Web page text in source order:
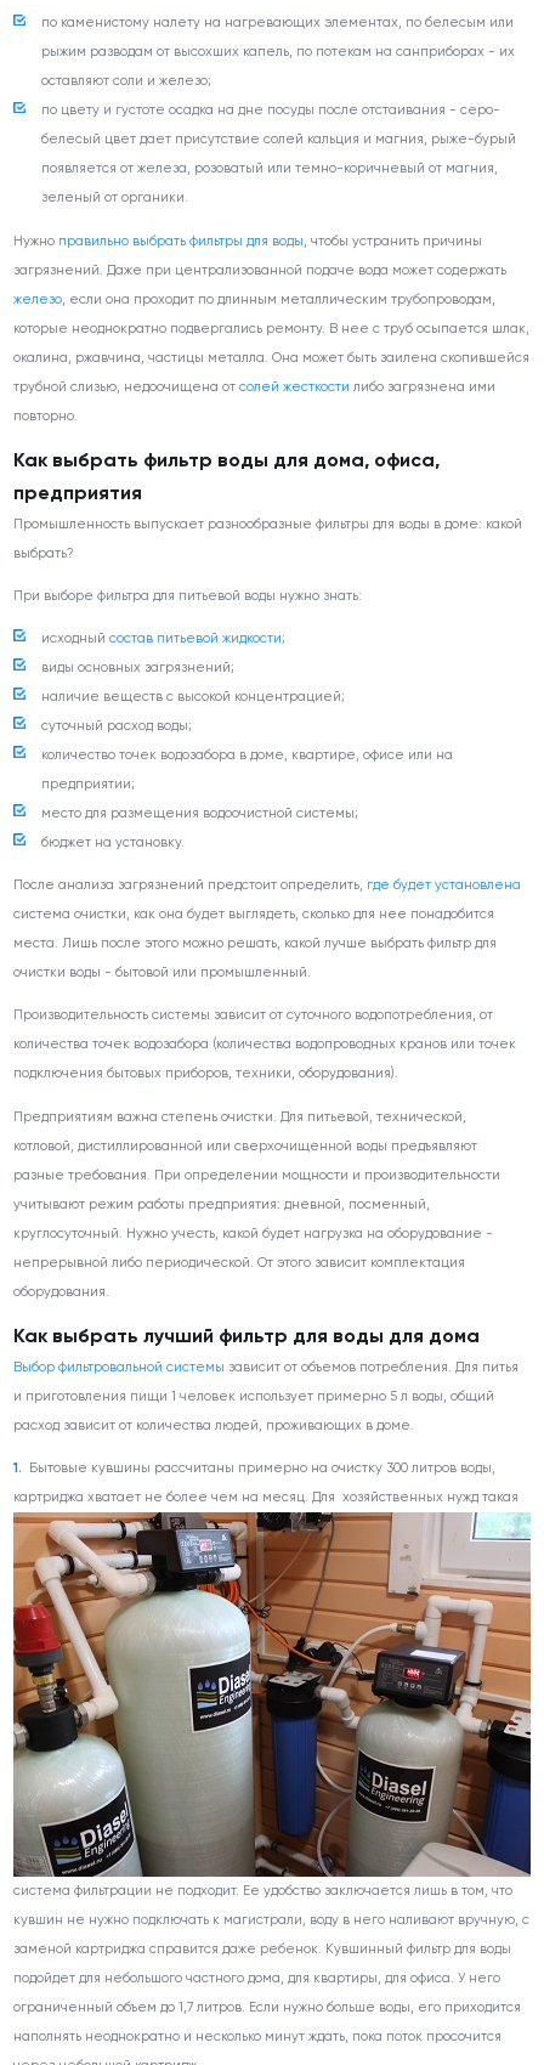
по каменистому налету на нагревающих элементах, по белесым или
рыжим разводам от высохших капель, по потекам на санприборах - их
оставляют соли и железо;
по цвету и густоте осадка на дне посуды после отстаивания - серо-
белесый цвет дает присутствие солей кальция и магния, рыже-бурый
появляется от железа, розоватый или темно-коричневый от магния,
зеленый от органики.
Нужно правильно выбрать фильтры для воды, чтобы устранить причины
загрязнений. Даже при централизованной подаче вода может содержать
железо, если она проходит по длинным металлическим трубопроводам,
которые неоднократно подвергались ремонту. В нее с труб осыпается шлак,
окалина, ржавчина, частицы металла. Она может быть заилена скопившейся
трубной слизью, недоочищена отсолей жесткости либо загрязнена ими
повторно.
Как выбрать фильтр воды для дома, офиса,
предприятия
Промышленность выпускает разнообразные фильтры для воды в доме: какой
выбрать?
При выборе фильтра для питьевой воды нужно знать:
исходный состав питьевой жидкости;
виды основных загрязнений;
наличие веществ с высокой концентрацией;
суточный расход воды;
количество точек водозабора в доме, квартире, офисе или на
предприятии;
место для размещения водоочистной системы;
бюджет на установку.
После анализа загрязнений предстоит определить, где будет установлена
система очистки, как она будет выглядеть, сколько для нее понадобится
места. Лишь после этого можно решать, какой лучше выбрать фильтр для
очистки воды - бытовой или промышленный.
Производительность системы зависит от суточного водопотребления, от
количества точек водозабора (количества водопроводных кранов или точек
подключения бытовых приборов, техники, оборудования).
Предприятиям важна степень очистки. Для питьевой, технической,
котловой, дистиллированной или сверхочищенной воды предъявляют
разные требования. При определении мощности и производительности
учитывают режим работы предприятия: дневной, посменный,
круглосуточный. Нужно учесть, какой будет нагрузка на оборудование -
непрерывной либо периодической. От этого зависит комплектация
оборудования.
Как выбрать лучший фильтр для воды для дома
Выбор фильтровальной системы зависит от объемов потребления. Для питья
и приготовления пищи 1 человек использует примерно 5 л воды, общий
расход зависит от количества людей, проживающих в доме.
Бытовые кувшины рассчитаны примерно на очистку 300 литров воды,
картриджа хватает не более чем на месяц. Для хозяйственных нужд такая
система фильтрации не подходит. Ее удобство заключается лишь в том, что
кувшин не нужно подключать к магистрали, воду в него наливают вручную, с
заменой картриджа справится даже ребенок. Кувшинный фильтр для воды
подойдет для небольшого частного дома, для квартиры, для офиса. У него
ограниченный объем до 1,7 литров. Если нужно больше воды, его приходится
наполнять неоднократно и несколько минут ждать, пока поток просочится